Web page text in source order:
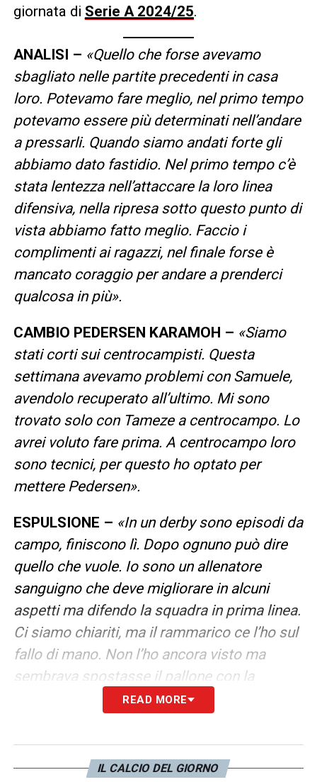
giornata di Serie A 2024/25.
ANALISI – «Quello che forse avevamo
sbagliato nelle partite precedenti in casa
loro. Potevamo fare meglio, nel primo tempo
potevamo essere più determinati nell’andare
a pressarli. Quando siamo andati forte gli
abbiamo dato fastidio. Nel primo tempo c’è
stata lentezza nell’attaccare la loro linea
difensiva, nella ripresa sotto questo punto di
vista abbiamo fatto meglio. Faccio i
complimenti ai ragazzi, nel finale forse è
mancato coraggio per andare a prenderci
qualcosa in più».
CAMBIO PEDERSEN KARAMOH – «Siamo
stati corti sui centrocampisti. Questa
settimana avevamo problemi con Samuele,
avendolo recuperato all’ultimo. Mi sono
trovato solo con Tameze a centrocampo. Lo
avrei voluto fare prima. A centrocampo loro
sono tecnici, per questo ho optato per
mettere Pedersen».
ESPULSIONE – «In un derby sono episodi da
campo, finiscono lì. Dopo ognuno può dire
quello che vuole. Io sono un allenatore
sanguigno che deve migliorare in alcuni
aspetti ma difendo la squadra in prima linea.
Ci siamo chiariti, ma il rammarico ce l’ho sul
fallo di mano. Non l’ho ancora visto ma
sembrava spostasse il pallone con la
trovato la strada giusta. Giocando a 3 ci
mancavano mezze ali di gamba che davano
READ MORE
IL CALCIO DEL GIORNO